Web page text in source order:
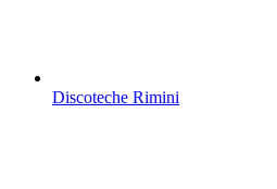
Discoteche Rimini